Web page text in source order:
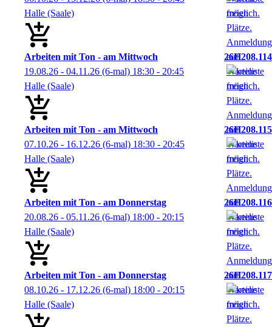
Halle (Saale)
Arbeiten mit Ton - am Mittwoch
26H208.114
19.08.26 - 04.11.26 (6-mal) 18:30 - 20:45
Halle (Saale)
Arbeiten mit Ton - am Mittwoch
26H208.115
07.10.26 - 16.12.26 (6-mal) 18:30 - 20:45
Halle (Saale)
Arbeiten mit Ton - am Donnerstag
26H208.116
20.08.26 - 05.11.26 (6-mal) 18:00 - 20:15
Halle (Saale)
Arbeiten mit Ton - am Donnerstag
26H208.117
08.10.26 - 17.12.26 (6-mal) 18:00 - 20:15
Halle (Saale)